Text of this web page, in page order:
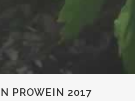
PROWEIN 2017